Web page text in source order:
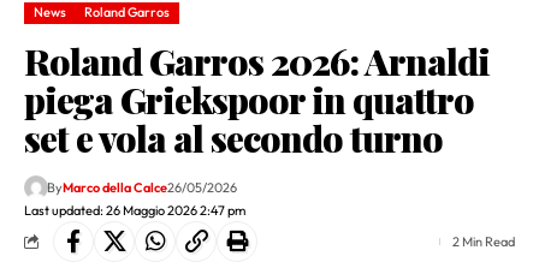
News Roland Garros
Roland Garros 2026: Arnaldi
piega Griekspoor in quattro
set e vola al secondo turno
Last updated: 26 Maggio 2026 2:47 pm
ByMarco della Calce26/05/2026
2 Min Read